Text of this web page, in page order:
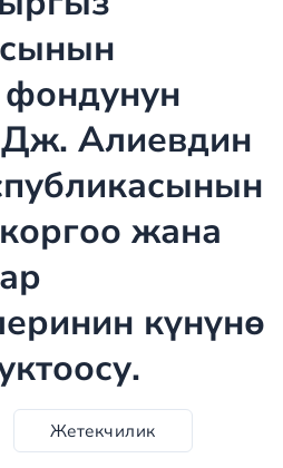
Алиевдин
жана
күнүнө
Жетекчилик